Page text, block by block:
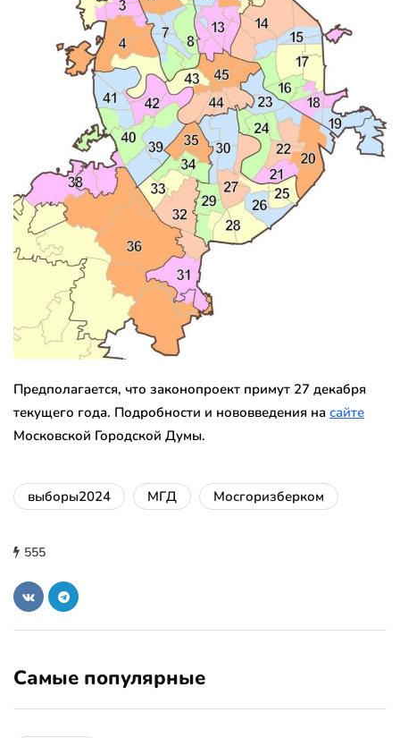
Предполагается, что законопроект примут 27 декабря
текущего года. Подробности и нововведения на сайте
Московской Городской Думы.
выборы2024 МГД Мосгоризберком
555
Самые популярные